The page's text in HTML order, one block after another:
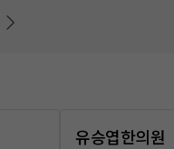
유승엽한의원